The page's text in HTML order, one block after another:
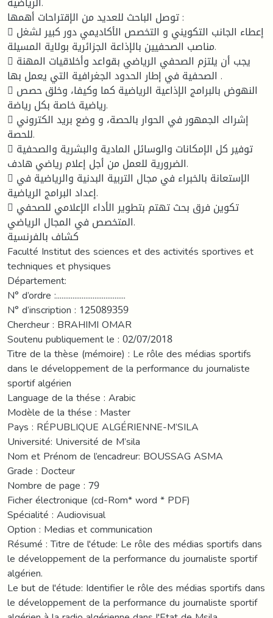
توصل الباحث للعديد من الإقتراحات أهمها :
 إعطاء الجانب التكويني و التخصص الأكاديمي دور كبير لشغل
مناصب الصحفيين بالإذاعة الجزائرية بولاية المسيلة.
 يجب أن يلتزم الصحفي الرياضي بقواعد وأخلاقيات المهنة
الصحفية في إطار الحدود الجغرافية التي يعمل بها .
 النهوض بالبرامج الإذاعية الرياضية كما وكيفا، وخلق حصص
رياضية خاصة بكل رياضة.
 إشراك الجمهور في الحوار بالحصة، و وضع بريد الكتروني
للحصة.
 توفير كل الإمكانات والوسائل المادية والبشرية والصحفية
الضرورية للعمل من أجل إعلام رياضي هادف.
 الإستعانة بالخبراء في مجال التربية البدنية والرياضية في
إعداد البرامج الرياضية.
 تكوين فرق بحث تهتم بتطوير الأداء الإعلامي للصحفي
المتخصص في المجال الرياضي.
كشاف بالفرنسية
Faculté Institut des sciences et des activités sportives et
techniques et physiques
Département:
N° d’ordre :......................................
N° d’inscription : 125089359
Chercheur : BRAHIMI OMAR
Soutenu publiquement le : 02/07/2018
Titre de la thèse (mémoire) : Le rôle des médias sportifs
dans le développement de la performance du journaliste
sportif algérien
Language de la thése : Arabic
Modèle de la thése : Master
Pays : RÉPUBLIQUE ALGÉRIENNE-M’SILA
Université: Université de M’sila
Nom et Prénom de l’encadreur: BOUSSAG ASMA
Grade : Docteur
Nombre de page : 79
Ficher électronique (cd-Rom* word * PDF)
Spécialité : Audiovisual
Option : Medias et communication
Résumé : Titre de l'étude: Le rôle des médias sportifs dans
le développement de la performance du journaliste sportif
algérien.
Le but de l'étude: Identifier le rôle des médias sportifs dans
le développement de la performance du journaliste sportif